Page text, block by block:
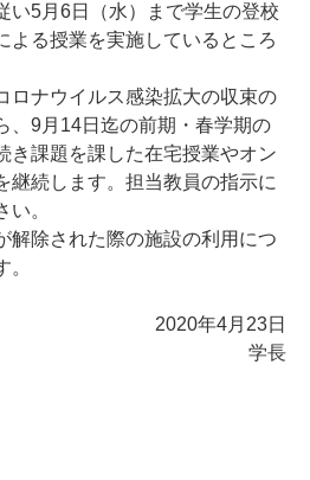
5月6日（水）まで学生の登校
よる授業を実施しているところ
ナウイルス感染拡大の収束の
、9月14日迄の前期・春学期の
き課題を課した在宅授業やオン
継続します。担当教員の指示に
。
除された際の施設の利用につ
2020年4月23日
学長